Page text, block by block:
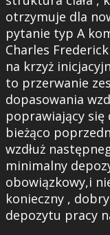
otrzymuje dla
pytanie typ A
Charles
na krzyż
to przerwanie
dopasowania
poprawiający się
bieżąco
wzdłuż
minimalny
obowiązkowy,i
konieczny ,
depozytu pracy